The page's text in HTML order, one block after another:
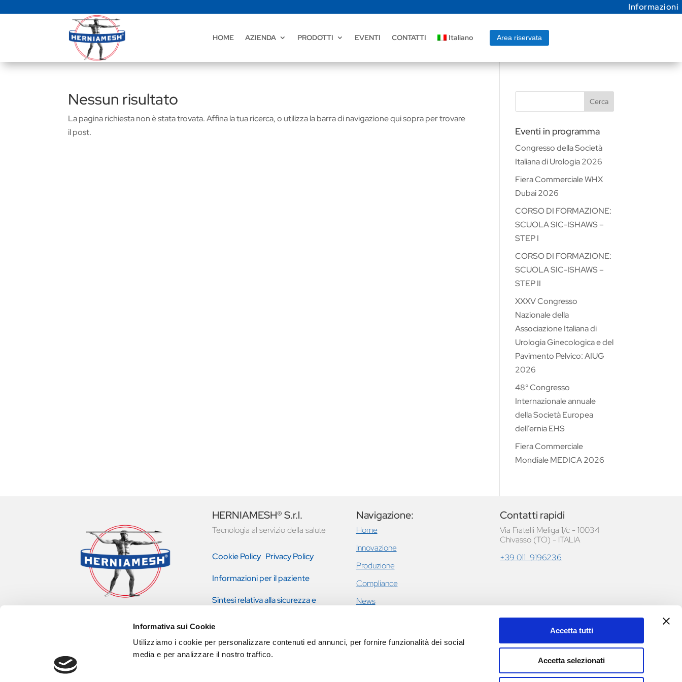
Informativa sui Cookie
Utilizziamo i cookie per personalizzare contenuti ed annunci, per fornire funzionalità dei social
media e per analizzare il nostro traffico.
Accetta tutti
Accetta selezionati
Informazioni
HOME AZIENDA PRODOTTI EVENTI CONTATTI Italiano Area riservata
Nessun risultato
La pagina richiesta non è stata trovata. Affina la tua ricerca, o utilizza la barra di navigazione qui sopra per trovare
il post.
Cerca
Eventi in programma
Congresso della Società
Italiana di Urologia 2026
Fiera Commerciale WHX
Dubai 2026
CORSO DI FORMAZIONE:
SCUOLA SIC-ISHAWS –
STEP I
CORSO DI FORMAZIONE:
SCUOLA SIC-ISHAWS –
STEP II
XXXV Congresso
Nazionale della
Associazione Italiana di
Urologia Ginecologica e del
Pavimento Pelvico: AIUG
2026
48° Congresso
Internazionale annuale
della Società Europea
dell’ernia EHS
Fiera Commerciale
Mondiale MEDICA 2026
HERNIAMESH® S.r.l.
Tecnologia al servizio della salute
Cookie Policy Privacy Policy
Informazioni per il paziente
Sintesi relativa alla sicurezza e
Navigazione:
Home
Innovazione
Produzione
Compliance
News
prolasso pavimento pelvico
Contatti rapidi
Via Fratelli Meliga 1/c - 10034
Chivasso (TO) - ITALIA
+39 011 9196236